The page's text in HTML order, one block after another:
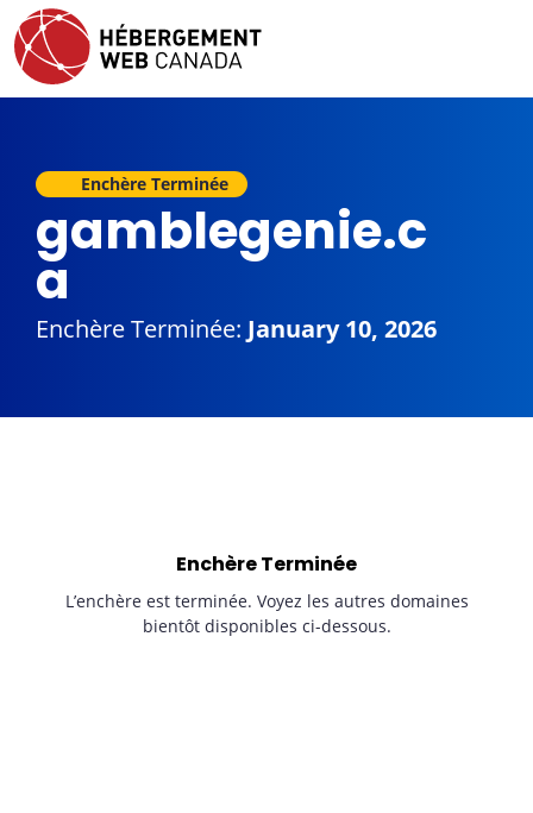
Enchère Terminée
gamblegenie.c
a
Enchère Terminée: January 10, 2026
Enchère Terminée
L’enchère est terminée. Voyez les autres domaines
bientôt disponibles ci-dessous.